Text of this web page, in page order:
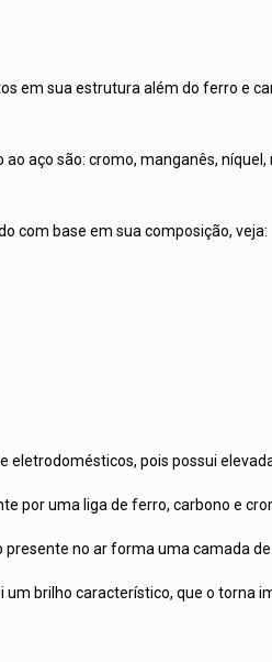
em sua estrutura além do ferro e
aço são: cromo, manganês,
com base em sua composição, veja:
eletrodomésticos, pois possui
por uma liga de ferro, carbono e
no ar forma uma camada
brilho característico, que o torna